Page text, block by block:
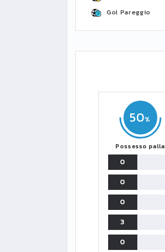
Gol Pareggio
50
Possesso palla
0
0
0
3
0